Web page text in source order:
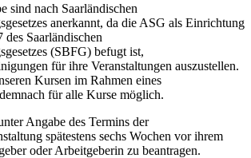
sind nach Saarländischen
anerkannt, da die ASG als Einrichtung
des Saarländischen
(SBFG) befugt ist,
für ihre Veranstaltungen auszustellen.
Kursen im Rahmen eines
für alle Kurse möglich.
Angabe des Termins der
spätestens sechs Wochen vor ihrem
oder Arbeitgeberin zu beantragen.